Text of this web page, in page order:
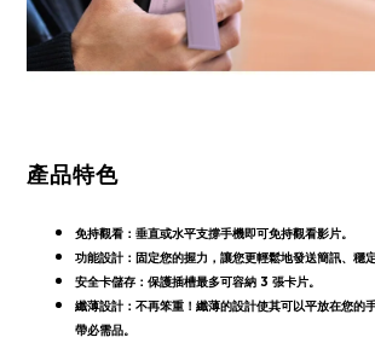
產品特色
免持觀看：垂直或水平支撐手機即可免持觀看影片。
功能設計：固定您的握力，讓您更輕鬆地發送簡訊、穩
安全卡儲存：保護插槽最多可容納 3 張卡片。
纖薄設計：不再笨重！纖薄的設計使其可以平放在您的
帶必需品。